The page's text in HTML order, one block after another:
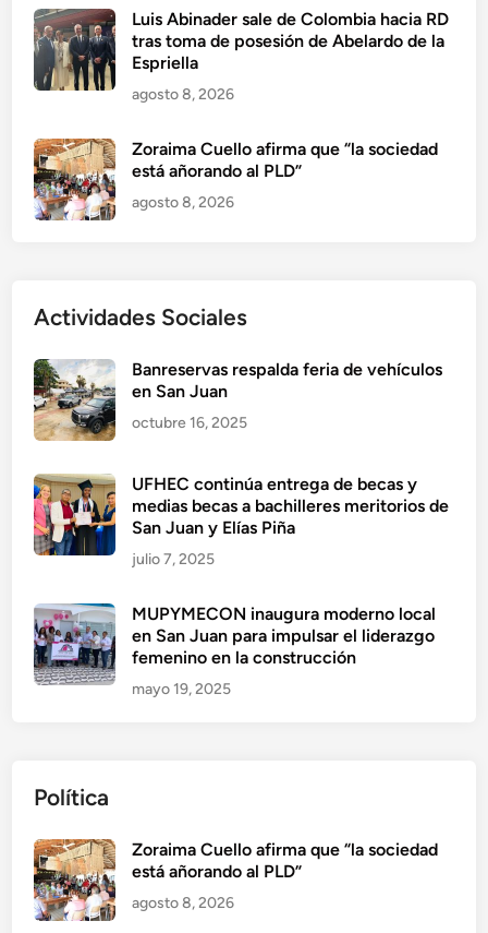
Luis Abinader sale de Colombia hacia RD
tras toma de posesión de Abelardo de la
Espriella
agosto 8, 2026
Zoraima Cuello afirma que “la sociedad
está añorando al PLD”
agosto 8, 2026
Actividades Sociales
Banreservas respalda feria de vehículos
en San Juan
octubre 16, 2025
UFHEC continúa entrega de becas y
medias becas a bachilleres meritorios de
San Juan y Elías Piña
julio 7, 2025
MUPYMECON inaugura moderno local
en San Juan para impulsar el liderazgo
femenino en la construcción
mayo 19, 2025
Política
Zoraima Cuello afirma que “la sociedad
está añorando al PLD”
agosto 8, 2026